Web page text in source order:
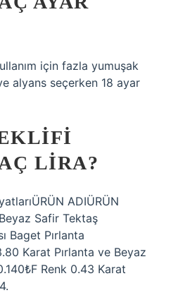
için fazla yumuşak
alyans seçerken 18 ayar
LIRA?
ADIÜRÜN
Safir Tektaş
Baget Pırlanta
Karat Pırlanta ve Beyaz
Renk 0.43 Karat